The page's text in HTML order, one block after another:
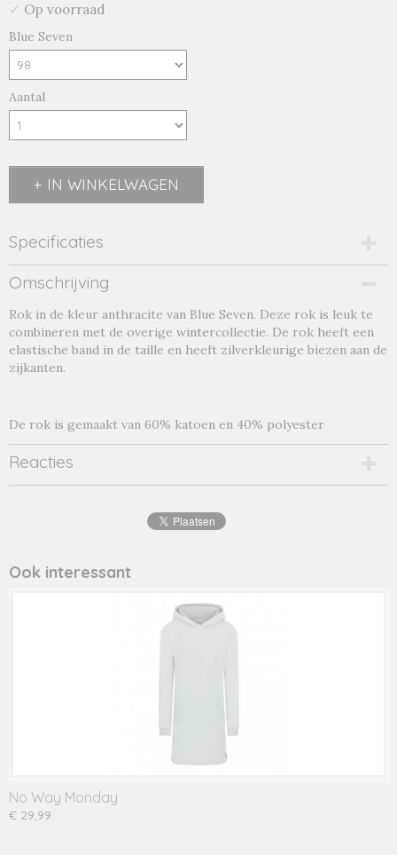
✓ Op voorraad
Blue Seven
Aantal
IN WINKELWAGEN
Specificaties
Productcode
774510-5033
EAN code
4055852304345
Productcode leverancier
774510
Omschrijving
Rok in de kleur anthracite van Blue Seven. Deze rok is leuk te
combineren met de overige wintercollectie. De rok heeft een
elastische band in de taille en heeft zilverkleurige biezen aan de
zijkanten.
De rok is gemaakt van 60% katoen en 40% polyester
Reacties
Ook interessant
No Way Monday
€ 29,99